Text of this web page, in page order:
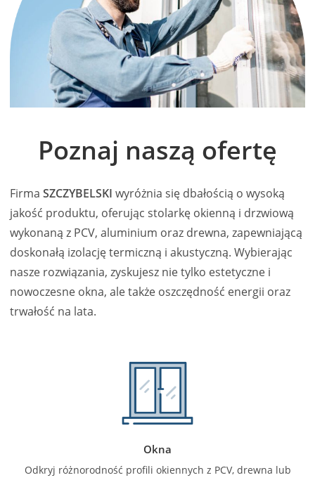
Poznaj naszą ofertę
Firma SZCZYBELSKI wyróżnia się dbałością o wysoką
jakość produktu, oferując stolarkę okienną i drzwiową
wykonaną z PCV, aluminium oraz drewna, zapewniającą
doskonałą izolację termiczną i akustyczną. Wybierając
nasze rozwiązania, zyskujesz nie tylko estetyczne i
nowoczesne okna, ale także oszczędność energii oraz
trwałość na lata.
Okna
Odkryj różnorodność profili okiennych z PCV, drewna lub